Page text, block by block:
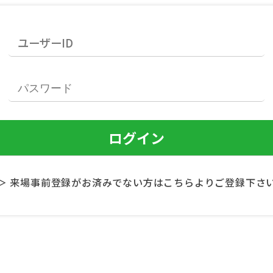
来場事前登録がお済みでない方はこちらよりご登録下さ